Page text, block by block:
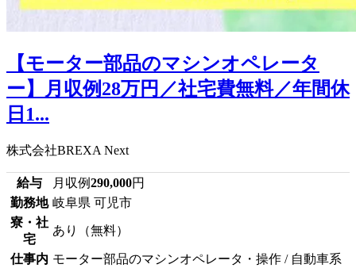
【モーター部品のマシンオペレータ
ー】月収例28万円／社宅費無料／年間休
日1...
株式会社BREXA Next
給与 月収例290,000円
勤務地 岐阜県 可児市
寮・社
宅
あり（無料）
仕事内 モーター部品のマシンオペレータ・操作 / 自動車系